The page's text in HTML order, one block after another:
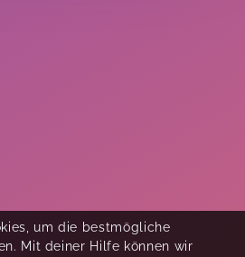
um die bestmögliche
Mit deiner Hilfe können wir